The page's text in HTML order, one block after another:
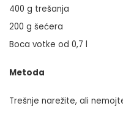
400 g trešanja
200 g šećera
Boca votke od 0,7 l
Metoda
Trešnje narežite, ali